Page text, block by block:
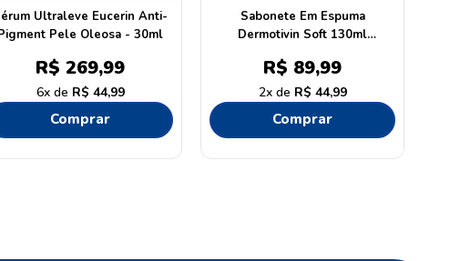
Ultraleve Eucerin Anti-
Pele Oleosa - 30ml
R$ 269,99
6 R$ 44,99
Comprar
Sabonete Em Espuma
Dermotivin Soft 130ml
R$ 89,99
2 R$ 44,99
Comprar